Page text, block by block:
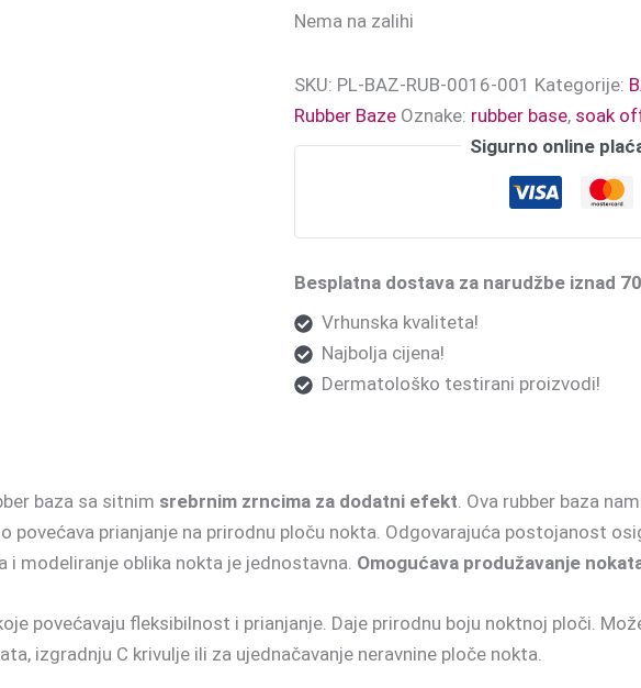
Nema na zalihi
SKU: PL-BAZ-RUB-0016-001 Kategorije:
Rubber Baze Oznake: rubber base, soak
Sigurno online
Besplatna dostava za narudžbe iznad 70
Vrhunska kvaliteta!
Najbolja cijena!
Dermatološko testirani proizvodi!
baza sa sitnim srebrnim zrncima za dodatni efekt. Ova rubber baza
povećava prianjanje na prirodnu ploču nokta. Odgovarajuća postojanost
i modeliranje oblika nokta je jednostavna. Omogućava produžavanje
povećavaju fleksibilnost i prianjanje. Daje prirodnu boju noktnoj ploči.
izgradnju C krivulje ili za ujednačavanje neravnine ploče nokta.